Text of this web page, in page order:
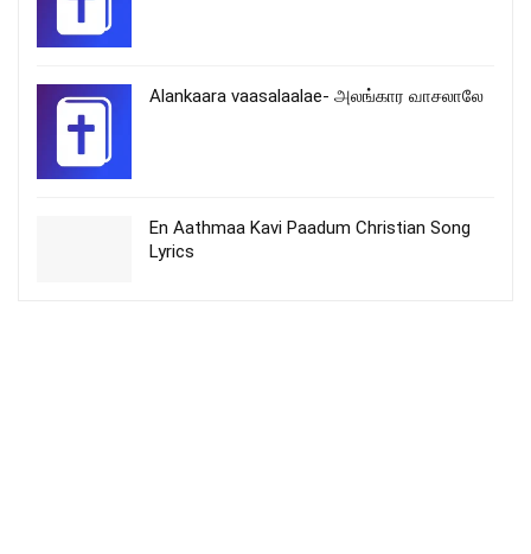
Alankaara vaasalaalae- அலங்கார வாசலாலே
En Aathmaa Kavi Paadum Christian Song
Lyrics